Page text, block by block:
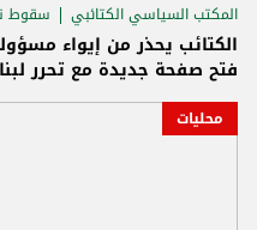
المكتب السياسي الكتائبي سقوط
الكتائب يحذر من إيواء
فتح صفحة جديدة مع تحرر
محليات